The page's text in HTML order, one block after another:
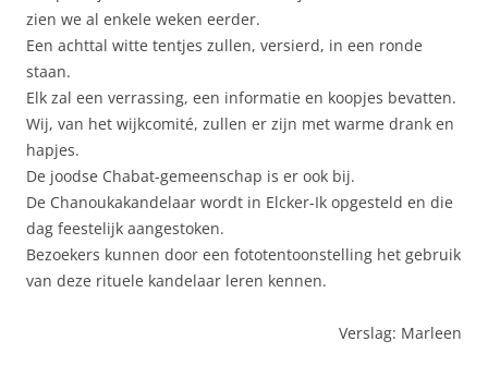
zien we al enkele weken eerder.
Een achttal witte tentjes zullen, versierd, in een ronde
staan.
Elk zal een verrassing, een informatie en koopjes bevatten.
Wij, van het wijkcomité, zullen er zijn met warme drank en
hapjes.
De joodse Chabat-gemeenschap is er ook bij.
De Chanoukakandelaar wordt in Elcker-Ik opgesteld en die
dag feestelijk aangestoken.
Bezoekers kunnen door een fototentoonstelling het gebruik
van deze rituele kandelaar leren kennen.
Verslag: Marleen